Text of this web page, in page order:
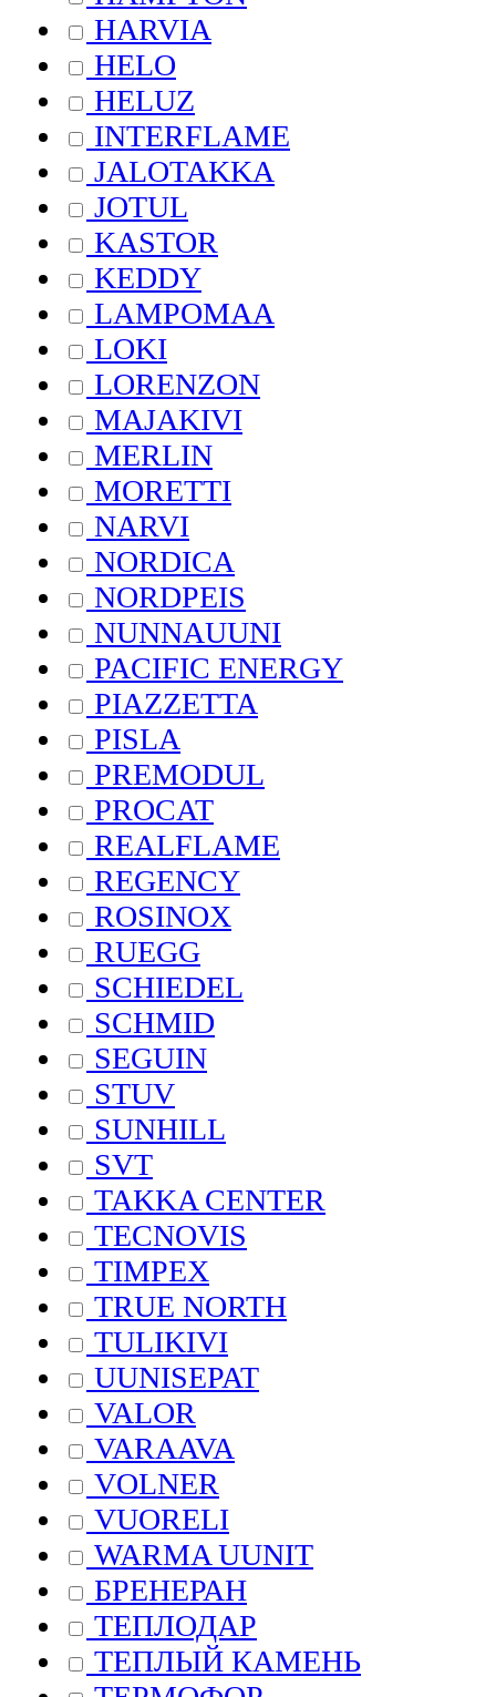
HARVIA
HELO
HELUZ
INTERFLAME
JALOTAKKA
JOTUL
KASTOR
KEDDY
LAMPOMAA
LOKI
LORENZON
MAJAKIVI
MERLIN
MORETTI
NARVI
NORDICA
NORDPEIS
NUNNAUUNI
PACIFIC ENERGY
PIAZZETTA
PISLA
PREMODUL
PROCAT
REALFLAME
REGENCY
ROSINOX
RUEGG
SCHIEDEL
SCHMID
SEGUIN
STUV
SUNHILL
SVT
TAKKA CENTER
TECNOVIS
TIMPEX
TRUE NORTH
TULIKIVI
UUNISEPAT
VALOR
VARAAVA
VOLNER
VUORELI
WARMA UUNIT
БРЕНЕРАН
ТЕПЛОДАР
ТЕПЛЫЙ КАМЕНЬ